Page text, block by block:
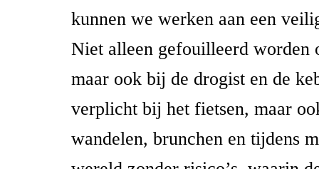
kunnen we werken aan een
Niet alleen gefouilleerd worden
maar ook bij de drogist en de
verplicht bij het fietsen, maar
wandelen, brunchen en tijdens